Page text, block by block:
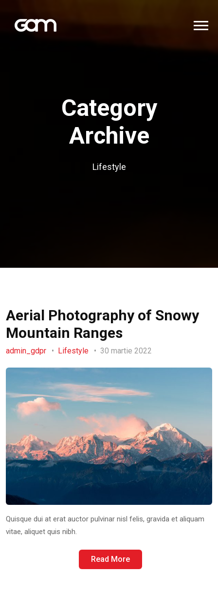
Category
Archive
Lifestyle
Aerial Photography of Snowy
Mountain Ranges
admin_gdpr Lifestyle 30 martie 2022
Quisque dui at erat auctor pulvinar nisl felis, gravida et aliquam
vitae, aliquet quis nibh.
Read More